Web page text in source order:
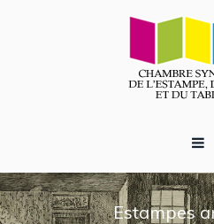
Estampes